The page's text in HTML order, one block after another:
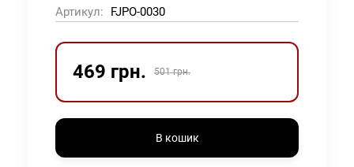
Артикул: FJPO-0030
469 грн. 501 грн.
В кошик